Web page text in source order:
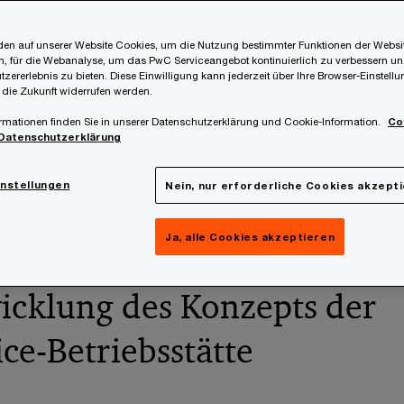
das Bundesministerium für Finanzen (BMF) den
2021 (VPR 2021)
und Klarstellungen zur
des Konzepts der
Betriebsstätte
auf unserer Website Cookies, um die Nutzung bestimmter Funktionen der
für die Webanalyse, um das PwC Serviceangebot kontinuierlich zu verbessern
zu bieten. Diese Einwilligung kann jederzeit über Ihre Browser-
Zukunft widerrufen werden.
finden Sie in unserer Datenschutzerklärung und Cookie-Information.
Nein, nur erforderliche Cookies
Ja, alle Cookies akzeptieren